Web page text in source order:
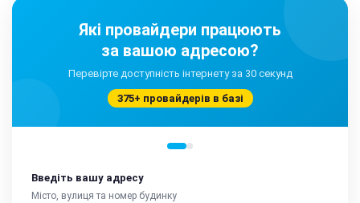
Які провайдери працюють
за вашою адресою?
Перевірте доступність інтернету за 30 секунд
375+ провайдерів в базі
Введіть вашу адресу
Місто, вулиця та номер будинку